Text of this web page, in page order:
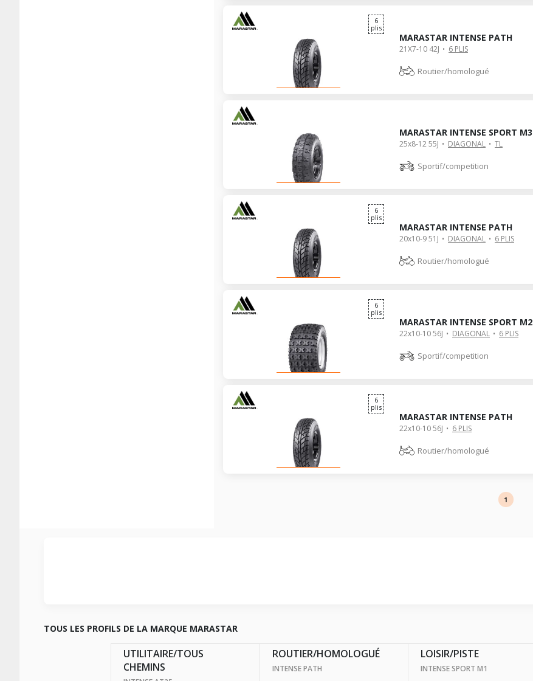
6
plis
MARASTAR INTENSE PATH
21X7-10 42J 6 PLIS
Routier/homologué
MARASTAR INTENSE SPORT M3
25x8-12 55J DIAGONAL TL
Sportif/competition
6
plis
MARASTAR INTENSE PATH
20x10-9 51J DIAGONAL 6 PLIS
Routier/homologué
6
plis
MARASTAR INTENSE SPORT M2
22x10-10 56J DIAGONAL 6 PLIS
Sportif/competition
6
plis
MARASTAR INTENSE PATH
22x10-10 56J 6 PLIS
Routier/homologué
1
TOUS LES PROFILS DE LA MARQUE MARASTAR
UTILITAIRE/TOUS
CHEMINS
ROUTIER/HOMOLOGUÉ
INTENSE PATH
LOISIR/PISTE
INTENSE SPORT M1